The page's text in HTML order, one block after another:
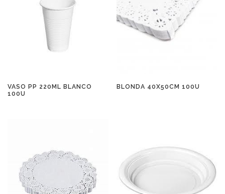
VASO PP 220ML BLANCO
100U
BLONDA 40X50CM 100U